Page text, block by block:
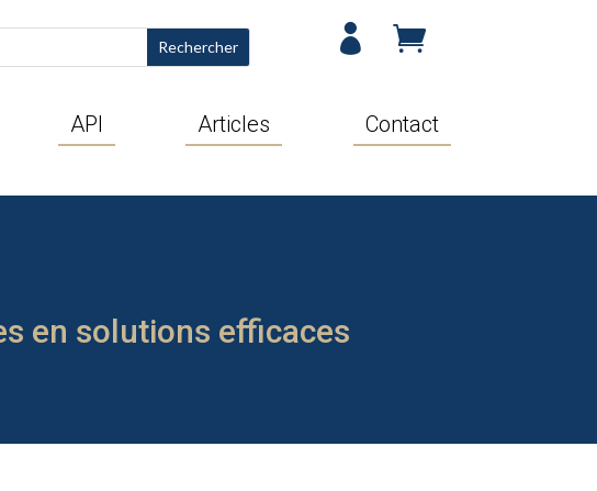
 
API Articles Contact
en solutions efficaces